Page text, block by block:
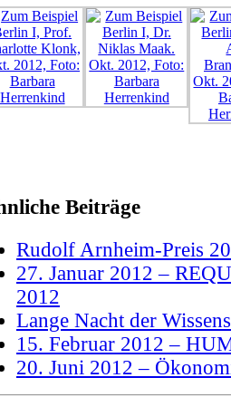
Beiträge
Rudolf Arnheim-Preis
27. Januar 2012 –
2012
Lange Nacht der
15. Februar 2012 –
20. Juni 2012 –